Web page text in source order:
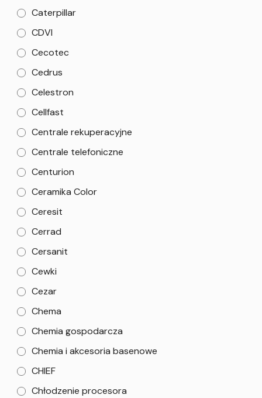
Caterpillar
CDVI
Cecotec
Cedrus
Celestron
Cellfast
Centrale rekuperacyjne
Centrale telefoniczne
Centurion
Ceramika Color
Ceresit
Cerrad
Cersanit
Cewki
Cezar
Chema
Chemia gospodarcza
Chemia i akcesoria basenowe
CHIEF
Chłodzenie procesora